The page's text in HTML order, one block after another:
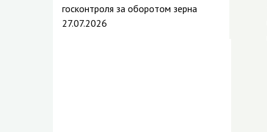
госконтроля за оборотом зерна
27.07.2026